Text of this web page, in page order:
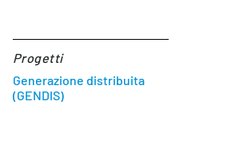
Progetti
Generazione distribuita
(GENDIS)